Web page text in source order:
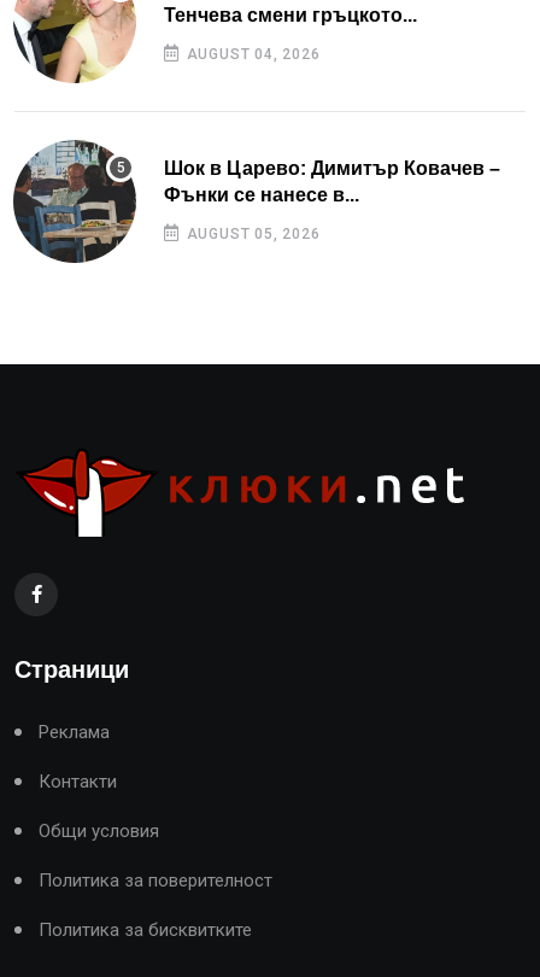
Тенчева смени гръцкото...
AUGUST 04, 2026
Шок в Царево: Димитър Ковачев –
Фънки се нанесе в...
AUGUST 05, 2026
Страници
Реклама
Контакти
Общи условия
Политика за поверителност
Политика за бисквитките